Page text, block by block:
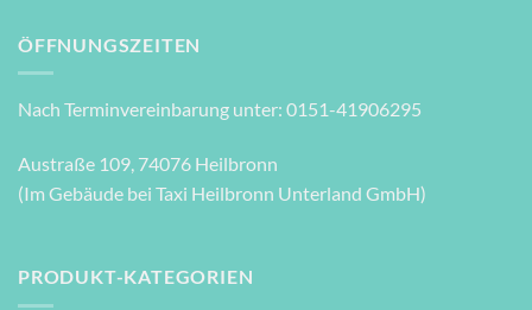
ÖFFNUNGSZEITEN
Nach Terminvereinbarung unter: 0151-41906295
Austraße 109, 74076 Heilbronn
(Im Gebäude bei Taxi Heilbronn Unterland GmbH)
PRODUKT-KATEGORIEN